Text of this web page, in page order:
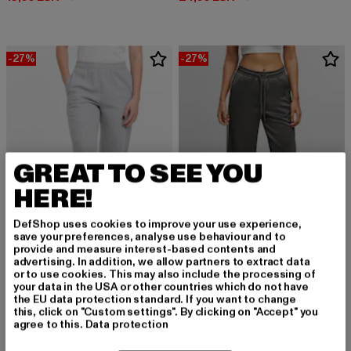
-27%
URBAN CLASSICS
Ladies Basic Essential Sweatpants
24,08 EUR
Derzeitiger Preis: 24,08 EUR
32,99 EUR Aktionspreis: 32,99 EUR
-27%
URBAN CLASSICS
Ladies Wide Leg
24,08 EUR
Derzeitiger Preis: 24,08 EUR
32,99 EURAktionspreis:
GREAT TO SEE YOU
HERE!
DefShop uses cookies to improve your use experience,
save your preferences, analyse use behaviour and to
provide and measure interest-based contents and
advertising. In addition, we allow partners to extract data
or to use cookies. This may also include the processing of
your data in the USA or other countries which do not have
the EU data protection standard. If you want to change
this, click on "Custom settings". By clicking on "Accept" you
agree to this. Data protection